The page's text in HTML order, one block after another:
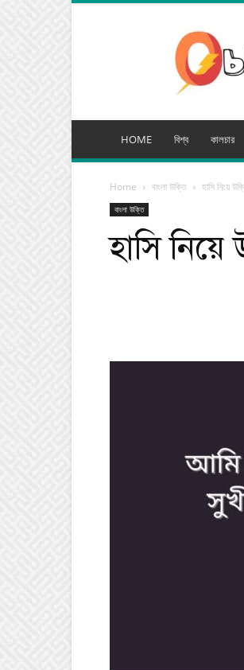
HOME বিশ্ব কালচার
Home বাংলা উক্তি হাসি নিয়ে
বাংলা উক্তি
হাসি নিয়ে